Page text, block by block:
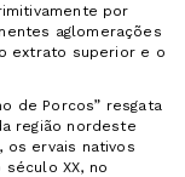
por
aglomerações
extrato superior e o
de Porcos” resgata
região nordeste
os ervais nativos
XX, no